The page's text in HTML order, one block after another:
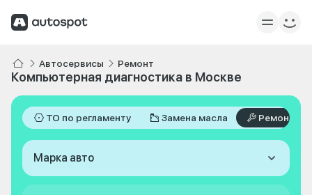
Автосервисы Ремонт
Компьютерная диагностика в Москве
ТО по регламенту Замена масла Ремонт
Марка авто